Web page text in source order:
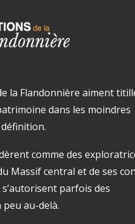
la Flandonnière aiment
dans les moindres
comme des
Massif central et de ses
s’autorisent parfois des
au-delà.